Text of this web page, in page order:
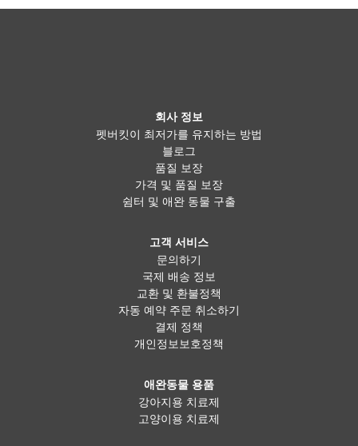
회사 정보
펫버킷이 최저가를 유지하는 방법
블로그
품질 보장
가격 및 품질 보장
쉼터 및 애완 동물 구출
고객 서비스
문의하기
국제 배송 정보
교환 및 환불정책
자동 예약 주문 취소하기
결제 정책
개인정보보호정책
애완동물 용품
강아지용 치료제
고양이용 치료제